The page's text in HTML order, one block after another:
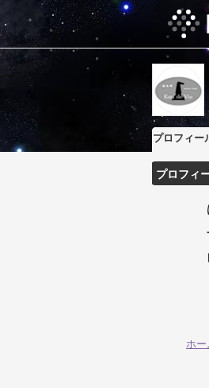
プロフィー
プロフィ
ホー